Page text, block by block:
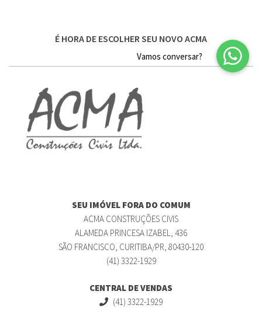
É HORA DE ESCOLHER SEU NOVO ACMA
SEU IMÓVEL FORA DO COMUM
ACMA CONSTRUÇÕES CIVIS
ALAMEDA PRINCESA IZABEL, 436
SÃO FRANCISCO, CURITIBA/PR, 80430-120
(41) 3322-1929
CENTRAL DE VENDAS
(41) 3322-1929